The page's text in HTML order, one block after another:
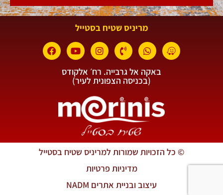
מריניס שטיח בסטייל
באקה אל גרבייה. רח׳ אלקודס
(בכניסה הצפונית לעיר)
עיצוב ובניית אתרים NADM
מדיניות פרטיות
© כל הזכויות שמורות למריניס שטיח בסטייל